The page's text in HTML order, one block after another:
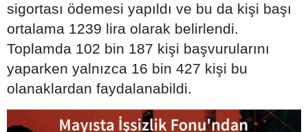
sigortası ödemesi yapıldı ve bu da kişi başı
ortalama 1239 lira olarak belirlendi.
Toplamda 102 bin 187 kişi başvurularını
yaparken yalnızca 16 bin 427 kişi bu
olanaklardan faydalanabildi.